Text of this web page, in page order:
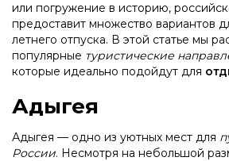
или погружение в историю,
предоставит множество вариантов
летнего отпуска. В этой статье мы
популярные туристические
которые идеально подойдут для
Адыгея
Адыгея — одно из уютных мест для
России. Несмотря на небольшой